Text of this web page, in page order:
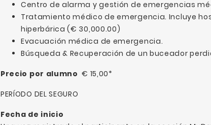
Centro de alarma y gestión de emergencias
Tratamiento médico de emergencia. Incluye
hiperbárica (€ 30,000.00)
Evacuación médica de emergencia.
Búsqueda & Recuperación de un buceador
Precio por alumno € 15,00*
PERÍODO DEL SEGURO
Fecha de inicio